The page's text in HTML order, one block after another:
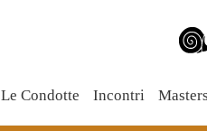
Le Condotte Incontri